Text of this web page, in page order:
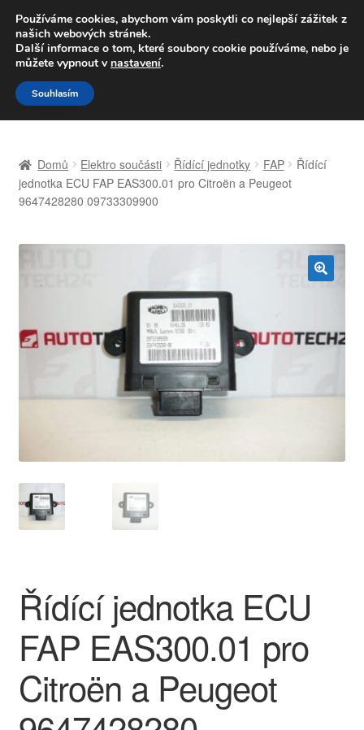
DOPRAVA od 139,-Kč
Volejte po-pá 9-16 704 494 494
Přeskočit
na
navigaci
Přejít
k
obsahu
Celosvětová doprava
Můj účet
O nás
Ochrana osobních údajů
Platby
Reklamace
Reklamační řád
Vrakoviště Citroën
Domů Elektro součásti Řídící jednotky FAP
Řídící
jednotka ECU FAP EAS300.01 pro Citroën a Peugeot
9647428280 09733309900
Řídící jednotka ECU
FAP EAS300.01 pro
Citroën a Peugeot
Používáme cookies, abychom vám poskytli co nejlepší zážitek z
našich webových stránek.
Další informace o tom, které soubory cookie používáme, nebo je
můžete vypnout v nastavení.
Souhlasím